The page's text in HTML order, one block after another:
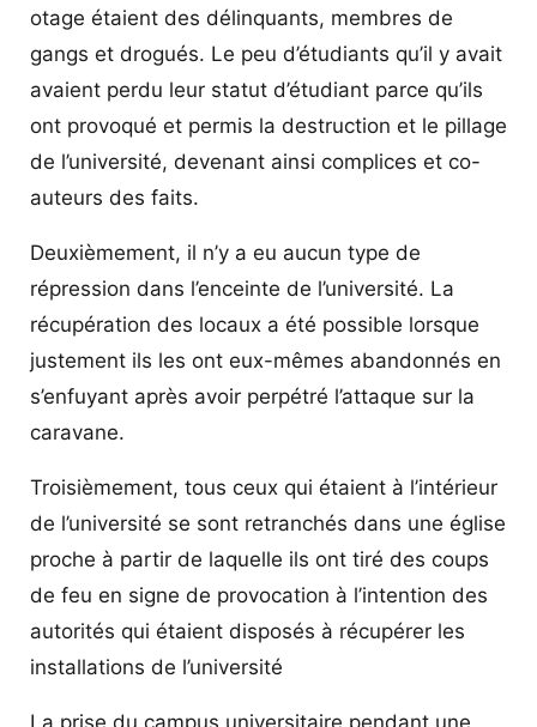
otage étaient des délinquants, membres de
gangs et drogués. Le peu d’étudiants qu’il y avait
avaient perdu leur statut d’étudiant parce qu’ils
ont provoqué et permis la destruction et le pillage
de l’université, devenant ainsi complices et co-
auteurs des faits.
Deuxièmement, il n’y a eu aucun type de
répression dans l’enceinte de l’université. La
récupération des locaux a été possible lorsque
justement ils les ont eux-mêmes abandonnés en
s’enfuyant après avoir perpétré l’attaque sur la
caravane.
Troisièmement, tous ceux qui étaient à l’intérieur
de l’université se sont retranchés dans une église
proche à partir de laquelle ils ont tiré des coups
de feu en signe de provocation à l’intention des
autorités qui étaient disposés à récupérer les
installations de l’université
La prise du campus universitaire pendant une